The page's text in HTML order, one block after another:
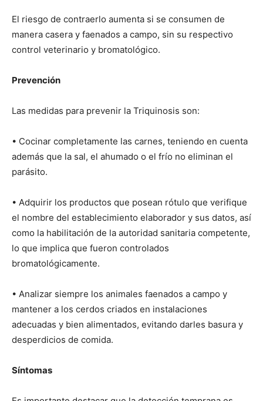
El riesgo de contraerlo aumenta si se consumen de
manera casera y faenados a campo, sin su respectivo
control veterinario y bromatológico.
Prevención
Las medidas para prevenir la Triquinosis son:
• Cocinar completamente las carnes, teniendo en cuenta
además que la sal, el ahumado o el frío no eliminan el
parásito.
• Adquirir los productos que posean rótulo que verifique
el nombre del establecimiento elaborador y sus datos, así
como la habilitación de la autoridad sanitaria competente,
lo que implica que fueron controlados
bromatológicamente.
• Analizar siempre los animales faenados a campo y
mantener a los cerdos criados en instalaciones
adecuadas y bien alimentados, evitando darles basura y
desperdicios de comida.
Síntomas